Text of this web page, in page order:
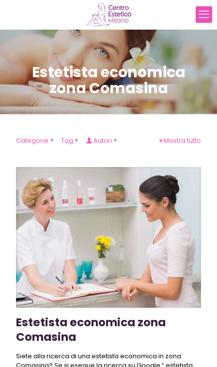
Estetista economica
zona Comasina
Categorie Tag Autori Mostra tutto
Estetista economica zona
Comasina
Siete alla ricerca di una estetista economica in zona